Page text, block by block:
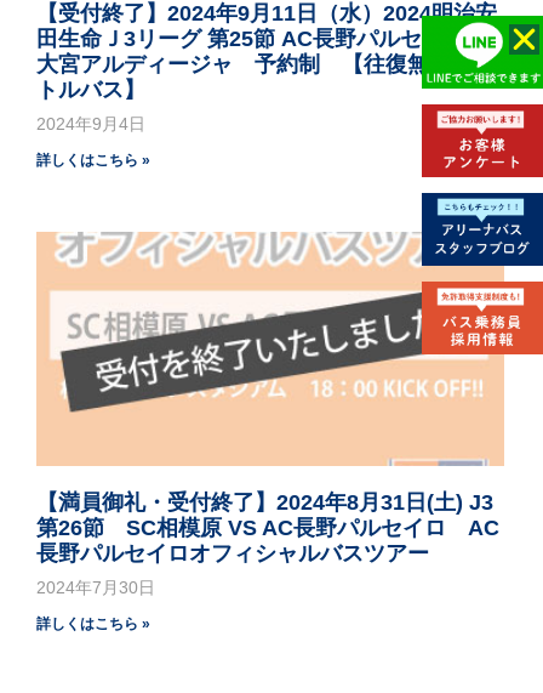
【受付終了】2024年9月11日（水）2024明治安
田生命Ｊ3リーグ 第25節 AC長野パルセイロvs
大宮アルディージャ 予約制 【往復無料シャ
トルバス】
2024年9月4日
詳しくはこちら »
【満員御礼・受付終了】2024年8月31日(土) J3
第26節 SC相模原 VS AC長野パルセイロ AC
長野パルセイロオフィシャルバスツアー
2024年7月30日
詳しくはこちら »